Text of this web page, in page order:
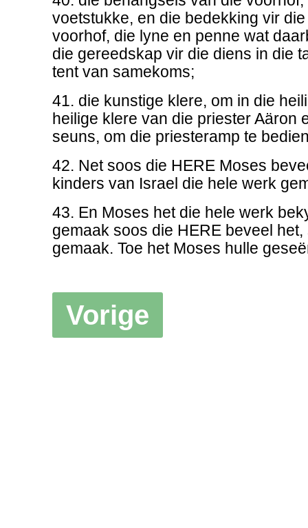
voetstukke, en die bedekking vir
voorhof, die lyne en penne wat
die gereedskap vir die diens in die
tent van samekoms;
41. die kunstige klere, om in die
heilige klere van die priester Aäron
seuns, om die priesteramp te
42. Net soos die HERE Moses
kinders van Israel die hele werk
43. En Moses het die hele werk
gemaak soos die HERE beveel het,
gemaak. Toe het Moses hulle
Vorige